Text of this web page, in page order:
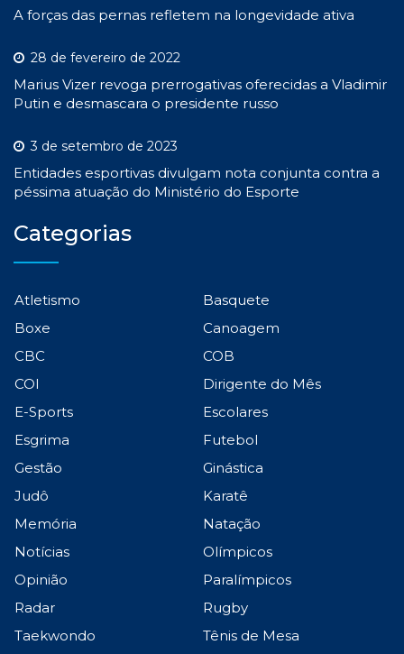
A forças das pernas refletem na longevidade ativa
28 de fevereiro de 2022
Marius Vizer revoga prerrogativas oferecidas a Vladimir
Putin e desmascara o presidente russo
3 de setembro de 2023
Entidades esportivas divulgam nota conjunta contra a
péssima atuação do Ministério do Esporte
Categorias
Atletismo
Basquete
Boxe
Canoagem
CBC
COB
COI
Dirigente do Mês
E-Sports
Escolares
Esgrima
Futebol
Gestão
Ginástica
Judô
Karatê
Memória
Natação
Notícias
Olímpicos
Opinião
Paralímpicos
Radar
Rugby
Taekwondo
Tênis de Mesa